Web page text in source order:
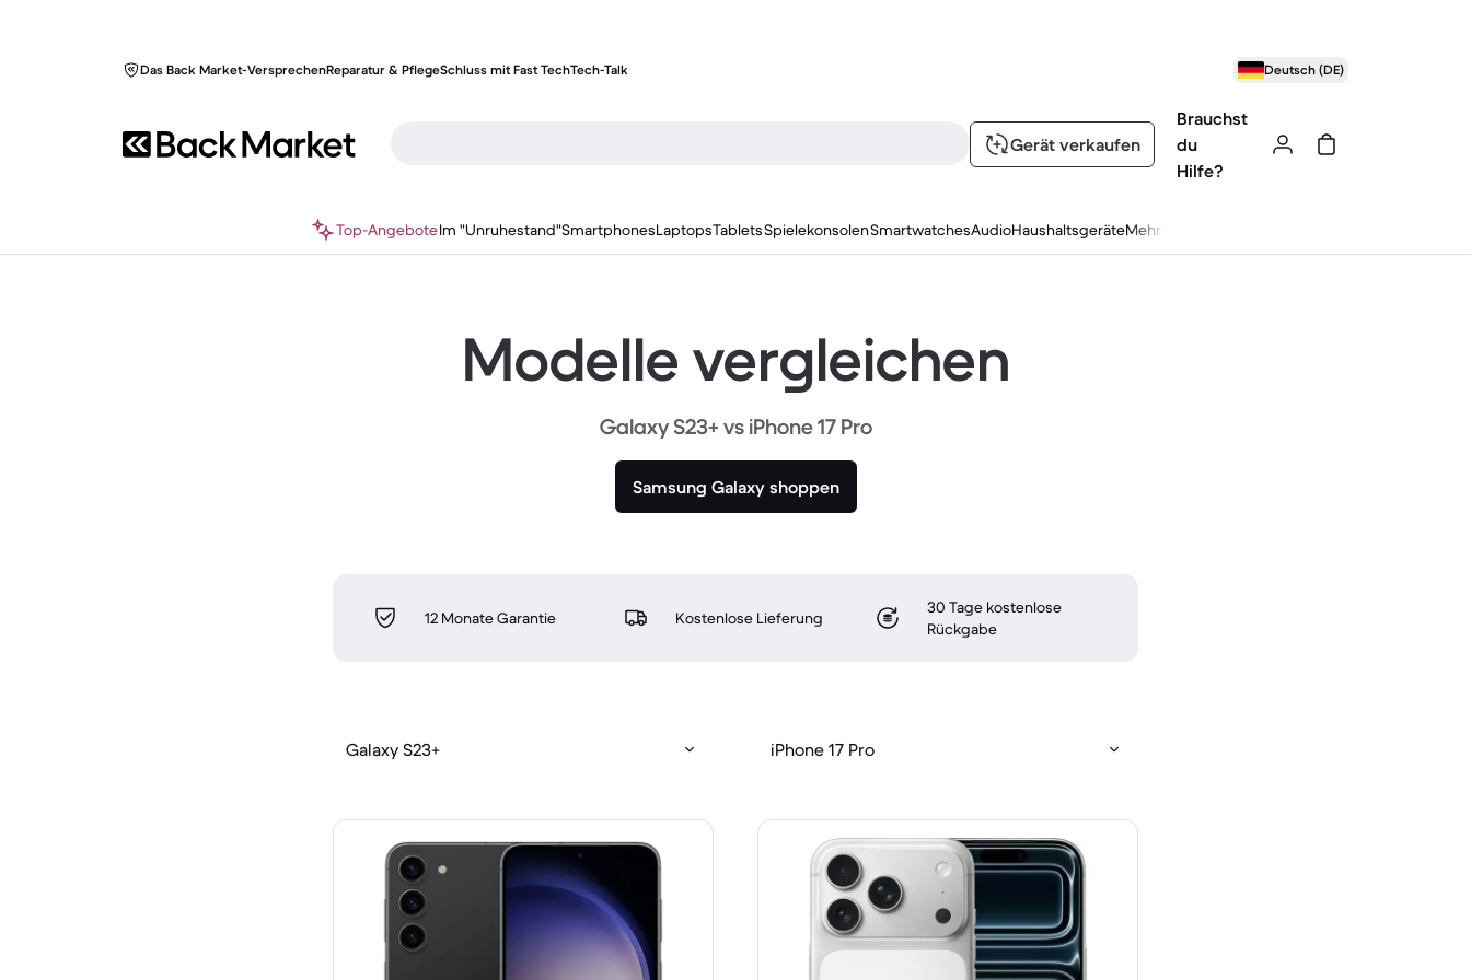
Das Back Market-VersprechenReparatur & PflegeSchluss mit Fast TechTech-Talk Deutsch (DE)
Gerät verkaufen
Brauchst
du
Hilfe?
Top-AngeboteIm "Unruhestand"SmartphonesLaptopsTabletsSpielekonsolenSmartwatchesAudioHaushaltsgeräteMehr
Modelle vergleichen
Galaxy S23+ vs iPhone 17 Pro
Samsung Galaxy shoppen
12 Monate Garantie Kostenlose Lieferung
30 Tage kostenlose
Rückgabe
Galaxy S23+ iPhone 17 Pro